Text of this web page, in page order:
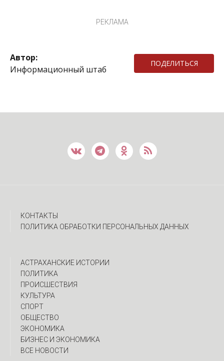
РЕКЛАМА
Автор:
Информационный штаб
ПОДЕЛИТЬСЯ
КОНТАКТЫ
ПОЛИТИКА ОБРАБОТКИ ПЕРСОНАЛЬНЫХ ДАННЫХ
АСТРАХАНСКИЕ ИСТОРИИ
ПОЛИТИКА
ПРОИСШЕСТВИЯ
КУЛЬТУРА
СПОРТ
ОБЩЕСТВО
ЭКОНОМИКА
БИЗНЕС И ЭКОНОМИКА
ВСЕ НОВОСТИ